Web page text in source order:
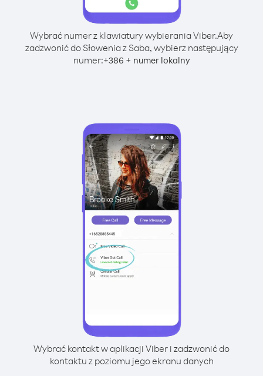
Wybrać numer z klawiatury wybierania Viber.Aby
zadzwonić do Słowenia z Saba, wybierz następujący
numer:+386 + numer lokalny
Wybrać kontakt w aplikacji Viber i zadzwonić do
kontaktu z poziomu jego ekranu danych